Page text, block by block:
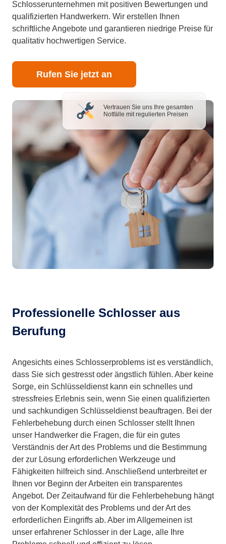
Schlosserunternehmen mit positiven Bewertungen und
qualifizierten Handwerkern. Wir erstellen Ihnen
schriftliche Angebote und garantieren niedrige Preise für
qualitativ hochwertigen Service.
Rufen Sie jetzt an
Vertrauen Sie uns Ihre gesamten
Notfälle mit regulierten Preisen
Professionelle Schlosser aus
Berufung
Angesichts eines Schlosserproblems ist es verständlich,
dass Sie sich gestresst oder ängstlich fühlen. Aber keine
Sorge, ein Schlüsseldienst kann ein schnelles und
stressfreies Erlebnis sein, wenn Sie einen qualifizierten
und sachkundigen Schlüsseldienst beauftragen. Bei der
Fehlerbehebung durch einen Schlosser stellt Ihnen
unser Handwerker die Fragen, die für ein gutes
Verständnis der Art des Problems und die Bestimmung
der zur Lösung erforderlichen Werkzeuge und
Fähigkeiten hilfreich sind. Anschließend unterbreitet er
Ihnen vor Beginn der Arbeiten ein transparentes
Angebot. Der Zeitaufwand für die Fehlerbehebung hängt
von der Komplexität des Problems und der Art des
erforderlichen Eingriffs ab. Aber im Allgemeinen ist
unser erfahrener Schlosser in der Lage, alle Ihre